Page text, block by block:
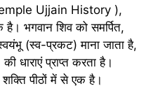
Ujjain History ),
है। भगवान शिव को समर्पित,
(स्व-प्रकट) माना जाता है,
धाराएं प्राप्त करता है।
शक्ति पीठों में से एक है।